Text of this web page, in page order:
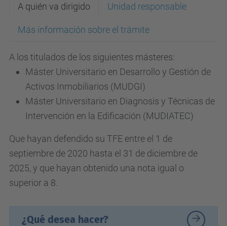
A quién va dirigido Unidad responsable
Más información sobre el trámite
A los titulados de los siguientes másteres:
Máster Universitario en Desarrollo y Gestión de
Activos Inmobiliarios (MUDGI)
Máster Universitario en Diagnosis y Técnicas de
Intervención en la Edificación (MUDIATEC)
Que hayan defendido su TFE entre el 1 de
septiembre de 2020 hasta el 31 de diciembre de
2025, y que hayan obtenido una nota igual o
superior a 8.
¿Qué desea hacer?